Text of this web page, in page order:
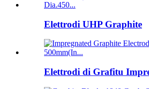
Elettrodi UHP Graphite
Elettrodi di Grafitu